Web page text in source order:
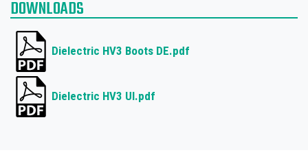
DOWNLOADS
Dielectric HV3 Boots DE.pdf
Dielectric HV3 UI.pdf